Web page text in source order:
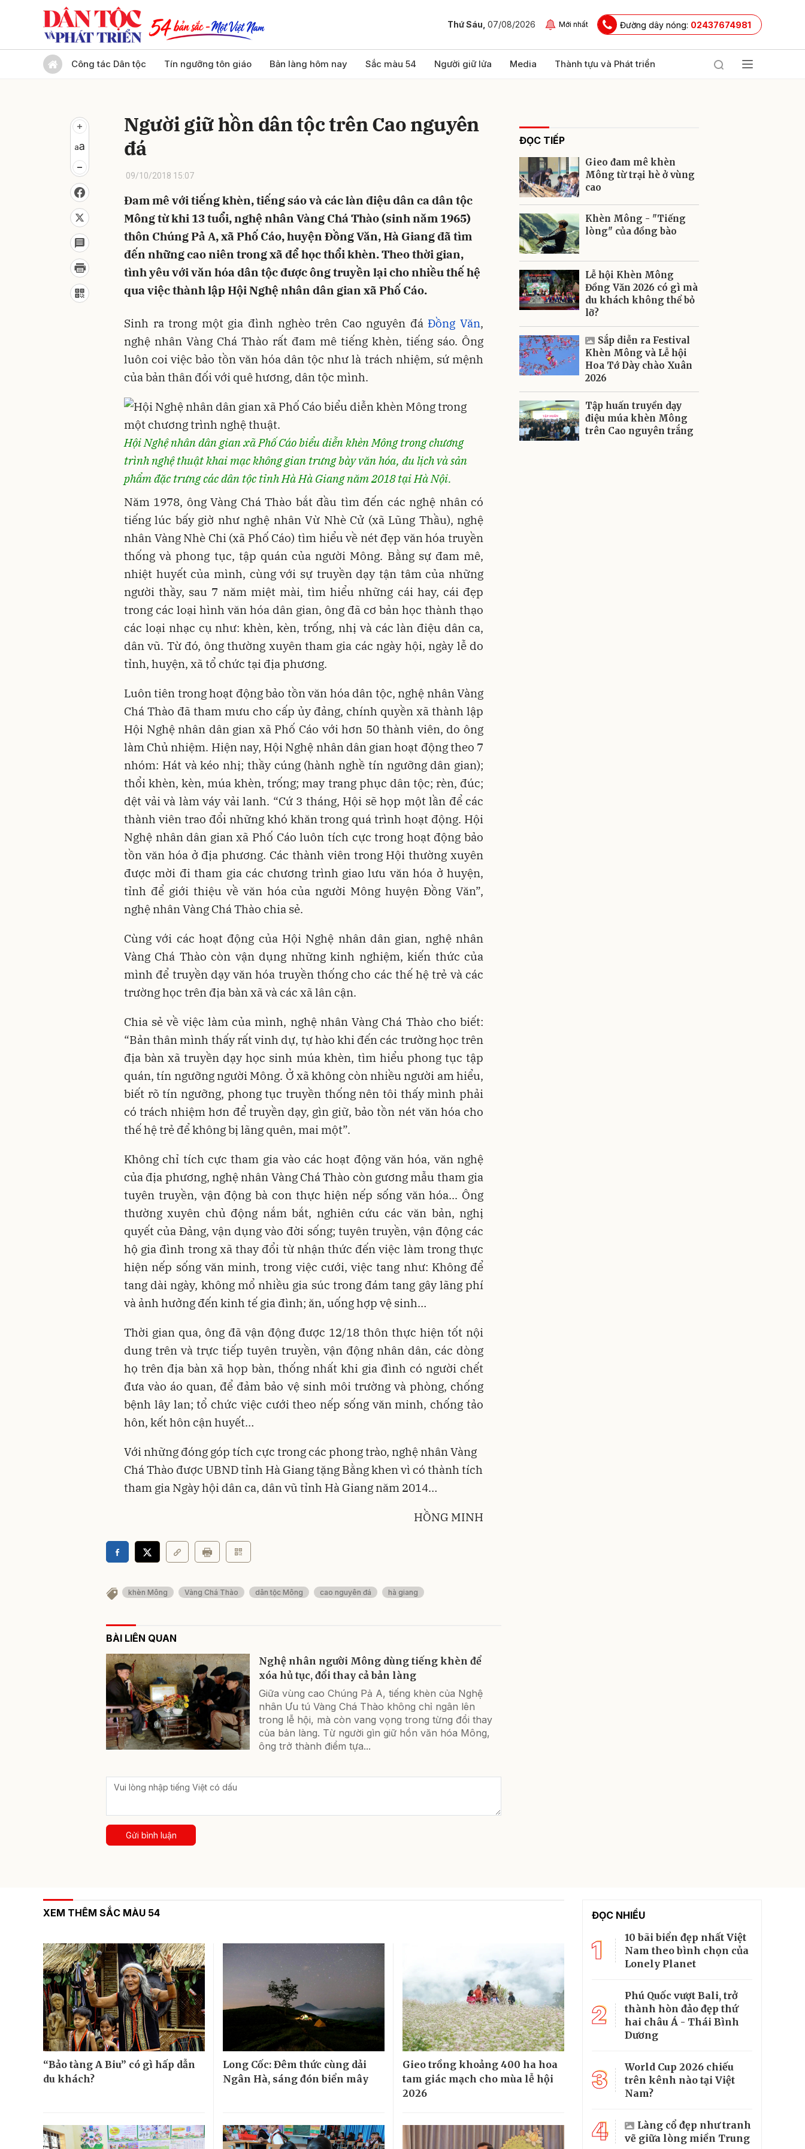
Thứ Sáu, 07/08/2026 Mới nhất Đường dây nóng: 02437674981
Công tác Dân tộc Tín ngưỡng tôn giáo Bản làng hôm nay Sắc màu 54 Người giữ lửa Media Thành tựu và Phát triển
Người giữ hồn dân tộc trên Cao nguyên
đá
09/10/2018 15:07
Đam mê với tiếng khèn, tiếng sáo và các làn điệu dân ca dân tộc
Mông từ khi 13 tuổi, nghệ nhân Vàng Chá Thào (sinh năm 1965)
thôn Chúng Pả A, xã Phố Cáo, huyện Đồng Văn, Hà Giang đã tìm
đến những cao niên trong xã để học thổi khèn. Theo thời gian,
tình yêu với văn hóa dân tộc được ông truyền lại cho nhiều thế hệ
qua việc thành lập Hội Nghệ nhân dân gian xã Phố Cáo.
Sinh ra trong một gia đình nghèo trên Cao nguyên đáĐồng Văn,
nghệ nhân Vàng Chá Thào rất đam mê tiếng khèn, tiếng sáo. Ông
luôn coi việc bảo tồn văn hóa dân tộc như là trách nhiệm, sứ mệnh
của bản thân đối với quê hương, dân tộc mình.
Hội Nghệ nhân dân gian xã Phố Cáo biểu diễn khèn Mông trong chương
trình nghệ thuật khai mạc không gian trưng bày văn hóa, du lịch và sản
phẩm đặc trưng các dân tộc tỉnh Hà Hà Giang năm 2018 tại Hà Nội.
Năm 1978, ông Vàng Chá Thào bắt đầu tìm đến các nghệ nhân có
tiếng lúc bấy giờ như nghệ nhân Vừ Nhè Cử (xã Lũng Thầu), nghệ
nhân Vàng Nhè Chi (xã Phố Cáo) tìm hiểu về nét đẹp văn hóa truyền
thống và phong tục, tập quán của người Mông. Bằng sự đam mê,
nhiệt huyết của mình, cùng với sự truyền dạy tận tâm của những
người thầy, sau 7 năm miệt mài, tìm hiểu những cái hay, cái đẹp
trong các loại hình văn hóa dân gian, ông đã cơ bản học thành thạo
các loại nhạc cụ như: khèn, kèn, trống, nhị và các làn điệu dân ca,
dân vũ. Từ đó, ông thường xuyên tham gia các ngày hội, ngày lễ do
tỉnh, huyện, xã tổ chức tại địa phương.
Luôn tiên trong hoạt động bảo tồn văn hóa dân tộc, nghệ nhân Vàng
Chá Thào đã tham mưu cho cấp ủy đảng, chính quyền xã thành lập
Hội Nghệ nhân dân gian xã Phố Cáo với hơn 50 thành viên, do ông
làm Chủ nhiệm. Hiện nay, Hội Nghệ nhân dân gian hoạt động theo 7
nhóm: Hát và kéo nhị; thầy cúng (hành nghề tín ngưỡng dân gian);
thổi khèn, kèn, múa khèn, trống; may trang phục dân tộc; rèn, đúc;
dệt vải và làm váy vải lanh. “Cứ 3 tháng, Hội sẽ họp một lần để các
thành viên trao đổi những khó khăn trong quá trình hoạt động. Hội
Nghệ nhân dân gian xã Phố Cáo luôn tích cực trong hoạt động bảo
tồn văn hóa ở địa phương. Các thành viên trong Hội thường xuyên
được mời đi tham gia các chương trình giao lưu văn hóa ở huyện,
tỉnh để giới thiệu về văn hóa của người Mông huyện Đồng Văn”,
nghệ nhân Vàng Chá Thào chia sẻ.
Cùng với các hoạt động của Hội Nghệ nhân dân gian, nghệ nhân
Vàng Chá Thào còn vận dụng những kinh nghiệm, kiến thức của
mình để truyền dạy văn hóa truyền thống cho các thế hệ trẻ và các
trường học trên địa bàn xã và các xã lân cận.
Chia sẻ về việc làm của mình, nghệ nhân Vàng Chá Thào cho biết:
“Bản thân mình thấy rất vinh dự, tự hào khi đến các trường học trên
địa bàn xã truyền dạy học sinh múa khèn, tìm hiểu phong tục tập
quán, tín ngưỡng người Mông. Ở xã không còn nhiều người am hiểu,
biết rõ tín ngưỡng, phong tục truyền thống nên tôi thấy mình phải
có trách nhiệm hơn để truyền dạy, gìn giữ, bảo tồn nét văn hóa cho
thế hệ trẻ để không bị lãng quên, mai một”.
Không chỉ tích cực tham gia vào các hoạt động văn hóa, văn nghệ
của địa phương, nghệ nhân Vàng Chá Thào còn gương mẫu tham gia
tuyên truyền, vận động bà con thực hiện nếp sống văn hóa... Ông
thường xuyên chủ động nắm bắt, nghiên cứu các văn bản, nghị
quyết của Đảng, vận dụng vào đời sống; tuyên truyền, vận động các
hộ gia đình trong xã thay đổi từ nhận thức đến việc làm trong thực
hiện nếp sống văn minh, trong việc cưới, việc tang như: Không để
tang dài ngày, không mổ nhiều gia súc trong đám tang gây lãng phí
và ảnh hưởng đến kinh tế gia đình; ăn, uống hợp vệ sinh…
Thời gian qua, ông đã vận động được 12/18 thôn thực hiện tốt nội
dung trên và trực tiếp tuyên truyền, vận động nhân dân, các dòng
họ trên địa bàn xã họp bàn, thống nhất khi gia đình có người chết
đưa vào áo quan, để đảm bảo vệ sinh môi trường và phòng, chống
bệnh lây lan; tổ chức việc cưới theo nếp sống văn minh, chống tảo
hôn, kết hôn cận huyết…
Với những đóng góp tích cực trong các phong trào, nghệ nhân Vàng
Chá Thào được UBND tỉnh Hà Giang tặng Bằng khen vì có thành tích
tham gia Ngày hội dân ca, dân vũ tỉnh Hà Giang năm 2014…
HỒNG MINH
khèn Mông Vàng Chá Thào dân tộc Mông cao nguyên đá hà giang
BÀI LIÊN QUAN
Nghệ nhân người Mông dùng tiếng khèn để
xóa hủ tục, đổi thay cả bản làng
Giữa vùng cao Chúng Pả A, tiếng khèn của Nghệ
nhân Ưu tú Vàng Chá Thào không chỉ ngân lên
trong lễ hội, mà còn vang vọng trong từng đổi thay
của bản làng. Từ người gìn giữ hồn văn hóa Mông,
ông trở thành điểm tựa...
Gửi bình luận
ĐỌC TIẾP
Gieo đam mê khèn
Mông từ trại hè ở vùng
cao
Khèn Mông - "Tiếng
lòng" của đồng bào
Lễ hội Khèn Mông
Đồng Văn 2026 có gì mà
du khách không thể bỏ
lỡ?
Sắp diễn ra Festival
Khèn Mông và Lễ hội
Hoa Tớ Dày chào Xuân
2026
Tập huấn truyền dạy
điệu múa khèn Mông
trên Cao nguyên trắng
XEM THÊM SẮC MÀU 54
“Bảo tàng A Biu” có gì hấp dẫn
du khách?
Long Cốc: Đêm thức cùng dải
Ngân Hà, sáng đón biển mây
Gieo trồng khoảng 400 ha hoa
tam giác mạch cho mùa lễ hội
2026
ĐỌC NHIỀU
1
10 bãi biển đẹp nhất Việt
Nam theo bình chọn của
Lonely Planet
2
Phú Quốc vượt Bali, trở
thành hòn đảo đẹp thứ
hai châu Á - Thái Bình
Dương
3
World Cup 2026 chiếu
trên kênh nào tại Việt
Nam?
4
Làng cổ đẹp như tranh
vẽ giữa lòng miền Trung
Gửi bình luận
Gửi